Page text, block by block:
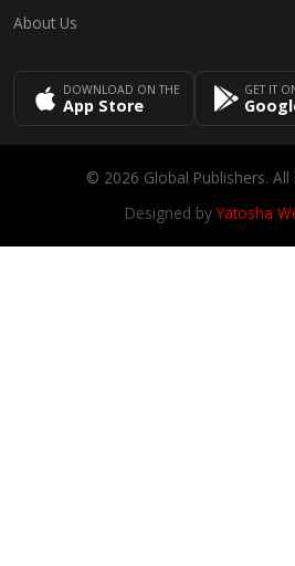
About Us
DOWNLOAD ON THE
App Store
GET IT
© 2026 Global Publishers. All
Designed byYatosha